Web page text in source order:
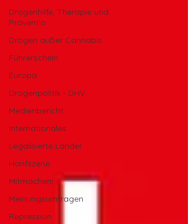
Drogenhilfe, Therapie und
Präventio
Drogen außer Cannabis
Führerschein
Europa
Drogenpolitik - DHV
Medienbericht
Internationales
Legalisierte Länder
Hanfszene
Mitmachen!
Meinungsumfragen
Repression